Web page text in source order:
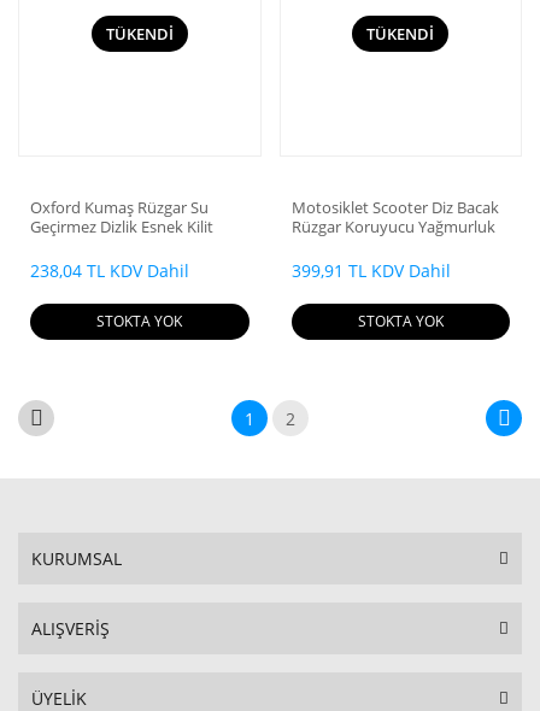
TÜKENDİ
Oxford Kumaş Rüzgar Su
Geçirmez Dizlik Esnek Kilit
238,04 TL KDV Dahil
STOKTA YOK
TÜKENDİ
Motosiklet Scooter Diz Bacak
Rüzgar Koruyucu Yağmurluk
399,91 TL KDV Dahil
STOKTA YOK
1 2
KURUMSAL
ALIŞVERİŞ
ÜYELİK